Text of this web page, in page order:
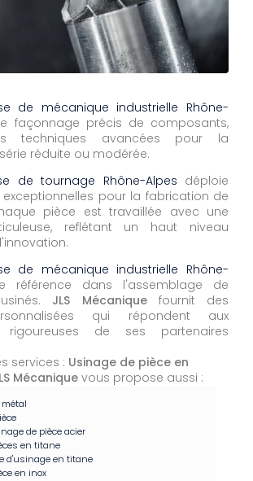
de mécanique industrielle Rhône-
façonnage précis de composants,
techniques avancées pour la
réduite ou modérée.
de tournage Rhône-Alpes déploie
pour la fabrication de
pièce est travaillée avec une
reflétant un haut niveau
de mécanique industrielle Rhône-
référence dans l'assemblage de
JLS Mécaniquefournit des
qui répondent aux
rigoureuses de ses partenaires
services : Usinage de pièce en
Mécaniquevous propose aussi :
de pièce acier
en titane
d'usinage en titane
en inox